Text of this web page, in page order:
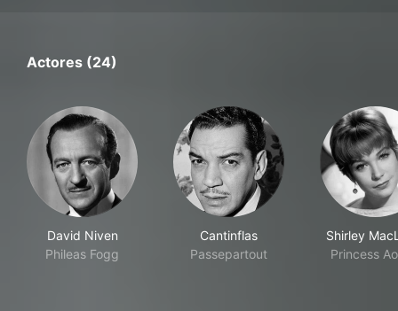
Actores (24)
David Niven
Phileas Fogg
Cantinflas
Passepartout
Shirley
Princess